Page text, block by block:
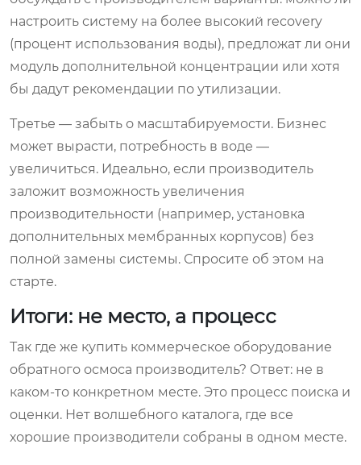
настроить систему на более высокий recovery
(процент использования воды), предложат ли они
модуль дополнительной концентрации или хотя
бы дадут рекомендации по утилизации.
Третье — забыть о масштабируемости. Бизнес
может вырасти, потребность в воде —
увеличиться. Идеально, если производитель
заложит возможность увеличения
производительности (например, установка
дополнительных мембранных корпусов) без
полной замены системы. Спросите об этом на
старте.
Итоги: не место, а процесс
Так где же купить коммерческое оборудование
обратного осмоса производитель? Ответ: не в
каком-то конкретном месте. Это процесс поиска и
оценки. Нет волшебного каталога, где все
хорошие производители собраны в одном месте.